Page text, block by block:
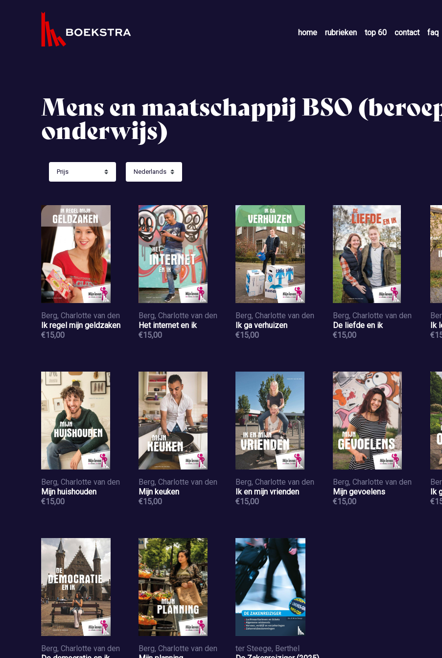
home rubrieken top 60 contact faq
Mens en maatschappij BSO
onderwijs)
Berg, Charlotte van den
Ik regel mijn geldzaken
€15,00
Berg, Charlotte van den
Het internet en ik
€15,00
Berg, Charlotte van den
Ik ga verhuizen
€15,00
Berg, Charlotte van den
De liefde en ik
€15,00
Ik
Berg, Charlotte van den
Mijn huishouden
€15,00
Berg, Charlotte van den
Mijn keuken
€15,00
Berg, Charlotte van den
Ik en mijn vrienden
€15,00
Berg, Charlotte van den
Mijn gevoelens
€15,00
Ik
Berg, Charlotte van den
Berg, Charlotte van den
ter Steege, Berthel